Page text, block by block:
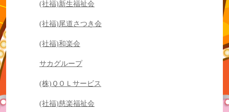
(社福)新生福祉会
(社福)尾道さつき会
(社福)和楽会
サカグループ
(株)ＱＯＬサービス
(社福)慈楽福祉会